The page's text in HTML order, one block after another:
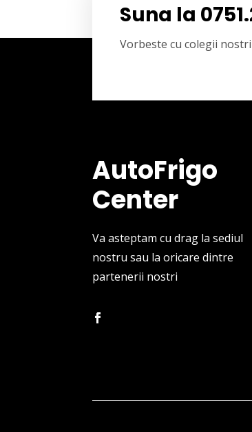
Suna la
Vorbeste cu colegii
AutoFrigo
Center
Va asteptam cu drag la sediul
nostru sau la oricare dintre
partenerii nostri